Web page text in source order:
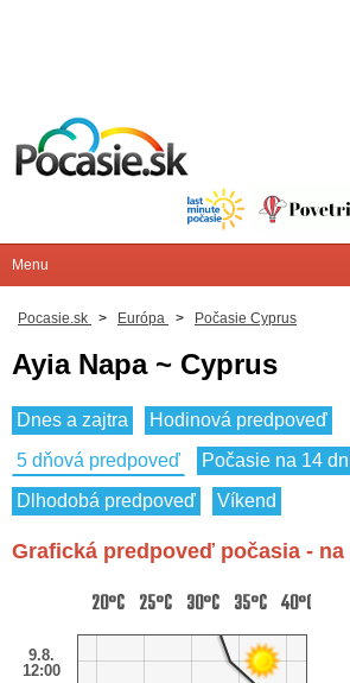
Pocasie.sk > Európa > Počasie Cyprus
Ayia Napa ~ Cyprus
Dnes a zajtra
Hodinová predpoveď
5 dňová predpoveď
Počasie na 14
Dlhodobá predpoveď
Víkend
Grafická predpoveď počasia - na
9.8.
12:00
20°C 25°C 30°C 35°C 40°C